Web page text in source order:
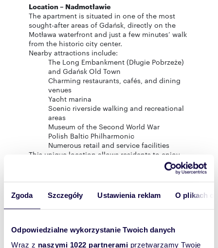
Zgoda Szczegóły Ustawienia reklam O plikach
Odpowiedzialne wykorzystanie Twoich danych
Wraz z naszymi 1022 partnerami przetwarzamy Twoje
Location – Nadmotławie
The apartment is situated in one of the most
sought-after areas of Gdańsk, directly on the
Motława waterfront and just a few minutes’ walk
from the historic city center.
Nearby attractions include:
The Long Embankment (Długie Pobrzeże)
and Gdańsk Old Town
Charming restaurants, cafés, and dining
venues
Yacht marina
Scenic riverside walking and recreational
areas
Museum of the Second World War
Polish Baltic Philharmonic
Numerous retail and service facilities
This unique location allows residents to enjoy
connected to the water and Gdańsk’s maritime
character.
Nadmotławie Development – Key Advantages
Nadmotławie is a premium-class residential
residents.